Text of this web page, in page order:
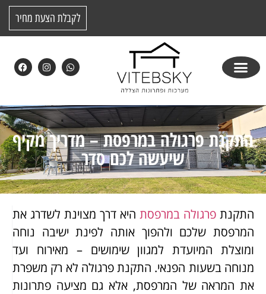
לקבלת הצעת מחיר
התקנת פרגולה במרפסת – מדריך מקיף
שיעשה לכם סדר
התקנת פרגולה במרפסת היא דרך מצוינת לשדרג את
המרפסת שלכם ולהפוך אותה לפינת ישיבה נוחה
ומוצלת המיועדת למגוון שימושים – מאירוח ועד
מנוחה בשעות הפנאי. התקנת פרגולה לא רק משפרת
את המראה של המרפסת, אלא גם מציעה פתרונות